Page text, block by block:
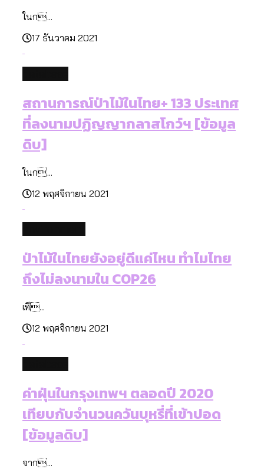
ในก...
17 ธันวาคม 2021
สถานการณ์ป่าไม้ในไทย+ 133 ประเทศ
ที่ลงนามปฏิญญากลาสโกว์ฯ [ข้อมูล
ดิบ]
ในก...
12 พฤศจิกายน 2021
ป่าไม้ในไทยยังอยู่ดีแค่ไหน ทำไมไทย
ถึงไม่ลงนามใน COP26
เที...
12 พฤศจิกายน 2021
ค่าฝุ่นในกรุงเทพฯ ตลอดปี 2020
เทียบกับจำนวนควันบุหรี่ที่เข้าปอด
[ข้อมูลดิบ]
จาก...